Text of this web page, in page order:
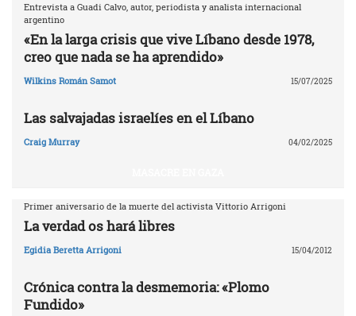
Entrevista a Guadi Calvo, autor, periodista y analista internacional
argentino
«En la larga crisis que vive Líbano desde 1978,
creo que nada se ha aprendido»
Wilkins Román Samot 15/07/2025
Las salvajadas israelíes en el Líbano
Craig Murray 04/02/2025
Primer aniversario de la muerte del activista Vittorio Arrigoni
La verdad os hará libres
Egidia Beretta Arrigoni 15/04/2012
Crónica contra la desmemoria: «Plomo
Fundido»